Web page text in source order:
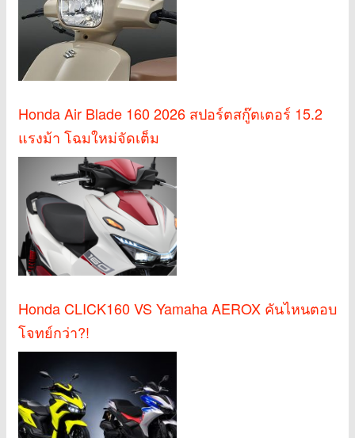
Honda Air Blade 160 2026 สปอร์ตสกู๊ตเตอร์ 15.2
แรงม้า โฉมใหม่จัดเต็ม
Honda CLICK160 VS Yamaha AEROX คันไหนตอบ
โจทย์กว่า?!